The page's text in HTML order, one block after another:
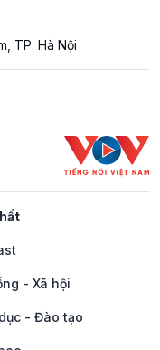
TP. Hà Nội
- Xã hội
- Đào tạo